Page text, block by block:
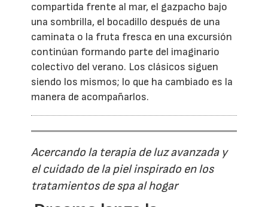
compartida frente al mar, el gazpacho bajo
una sombrilla, el bocadillo después de una
caminata o la fruta fresca en una excursión
continúan formando parte del imaginario
colectivo del verano. Los clásicos siguen
siendo los mismos; lo que ha cambiado es la
manera de acompañarlos.
Acercando la terapia de luz avanzada y
el cuidado de la piel inspirado en los
tratamientos de spa al hogar